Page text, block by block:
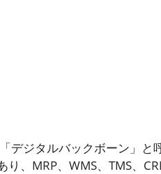
デジタルバックボーン」と
、MRP、WMS、TMS、